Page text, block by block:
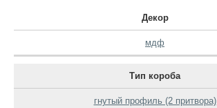
Декор
мдф
Тип короба
гнутый профиль (2 притвора)